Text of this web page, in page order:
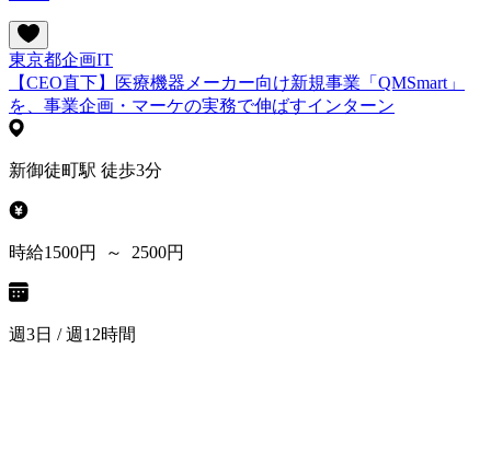
東京都企画IT
【CEO直下】医療機器メーカー向け新規事業「QMSmart」
を、事業企画・マーケの実務で伸ばすインターン
新御徒町駅 徒歩3分
時給1500円 ～ 2500円
週3日 / 週12時間